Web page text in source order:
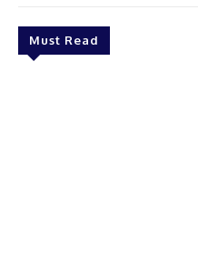
Must Read